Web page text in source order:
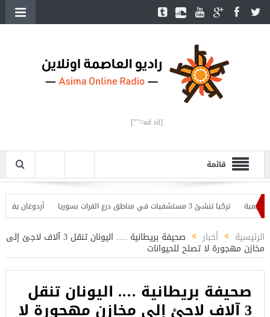
[ad id=""]
قائمة
تركيا تنشئ 3 مستشفيات في مناطق درع الفرات بسوريا
أردوغان يفتتح
الرئيسية أخبار صحيفة بريطانية …. اليونان تنقل 3 آلاف لاجئ إلى
مخازن مهجورة لا تصلح للحيوانات
صحيفة بريطانية …. اليونان تنقل
3 آلاف لاجئ إلى مخازن مهجورة لا